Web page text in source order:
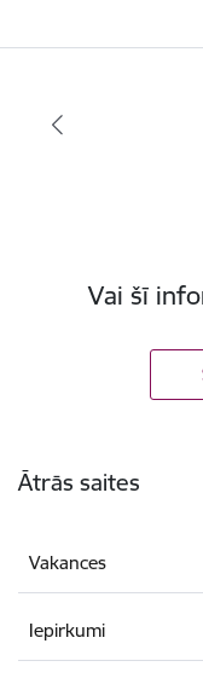
Vai šī
Ātrās saites
Vakances
Iepirkumi